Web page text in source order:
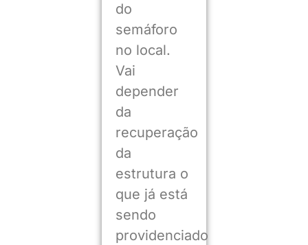
do
semáforo
no local.
Vai
depender
da
recuperação
da
estrutura o
que já está
sendo
providenciado